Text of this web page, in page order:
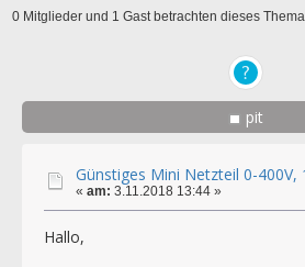
0 Mitglieder und 1 Gast betrachten dieses
pit
Günstiges Mini Netzteil 0-400V,
« am: 3.11.2018 13:44 »
Hallo,